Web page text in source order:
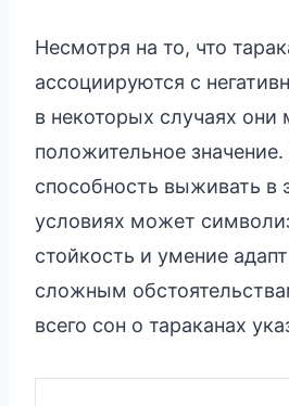
Несмотря на то, что
ассоциируются с
в некоторых случаях они
положительное
способность выживать в
условиях может
стойкость и умение
сложным
всего сон о тараканах